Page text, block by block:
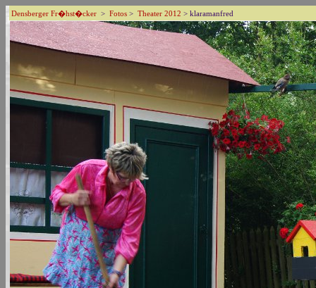
Densberger Fr�hst�cker > Fotos > Theater 2012 > klaramanfred